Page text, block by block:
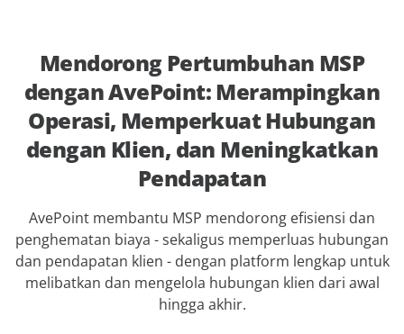
Mendorong Pertumbuhan MSP
dengan AvePoint: Merampingkan
Operasi, Memperkuat Hubungan
dengan Klien, dan Meningkatkan
Pendapatan
AvePoint membantu MSP mendorong efisiensi dan
penghematan biaya - sekaligus memperluas hubungan
dan pendapatan klien - dengan platform lengkap untuk
melibatkan dan mengelola hubungan klien dari awal
hingga akhir.